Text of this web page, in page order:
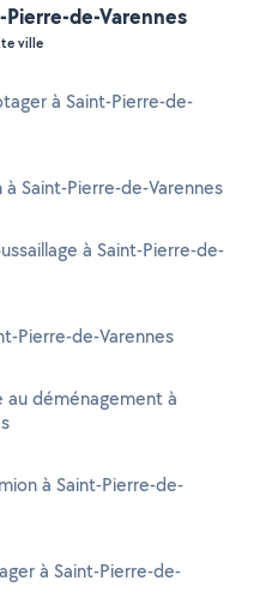
de-Varennes
ville
à Saint-Pierre-de-
Saint-Pierre-de-Varennes
à Saint-Pierre-de-
Pierre-de-Varennes
déménagement à
à Saint-Pierre-de-
à Saint-Pierre-de-